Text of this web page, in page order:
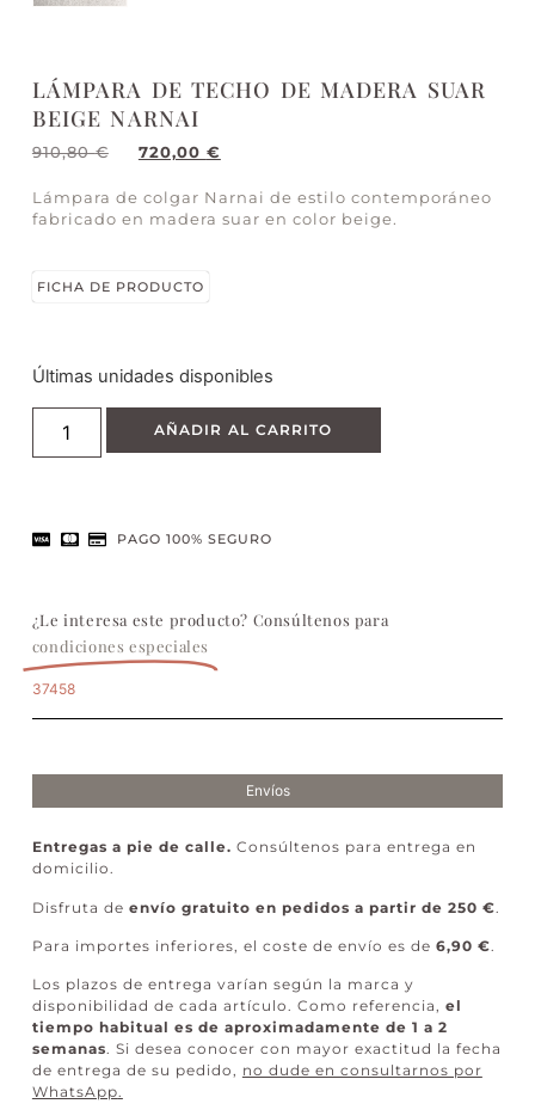
LÁMPARA DE TECHO DE MADERA SUAR
BEIGE NARNAI
910,80€ 720,00 €
Lámpara de colgar Narnai de estilo contemporáneo
fabricado en madera suar en color beige.
FICHA DE PRODUCTO
Últimas unidades disponibles
AÑADIR AL CARRITO
PAGO 100% SEGURO
¿Le interesa este producto? Consúltenos para
condiciones especiales
37458
Envíos
Entregas a pie de calle. Consúltenos para entrega en
domicilio.
Disfruta de envío gratuito en pedidos a partir de 250 €
Para importes inferiores, el coste de envío es de 6,90 €.
Los plazos de entrega varían según la marca y
disponibilidad de cada artículo. Como referencia, el
tiempo habitual es de aproximadamente de 1 a 2
semanas. Si desea conocer con mayor exactitud la fecha
de entrega de su pedido, no dude en consultarnos por
WhatsApp.